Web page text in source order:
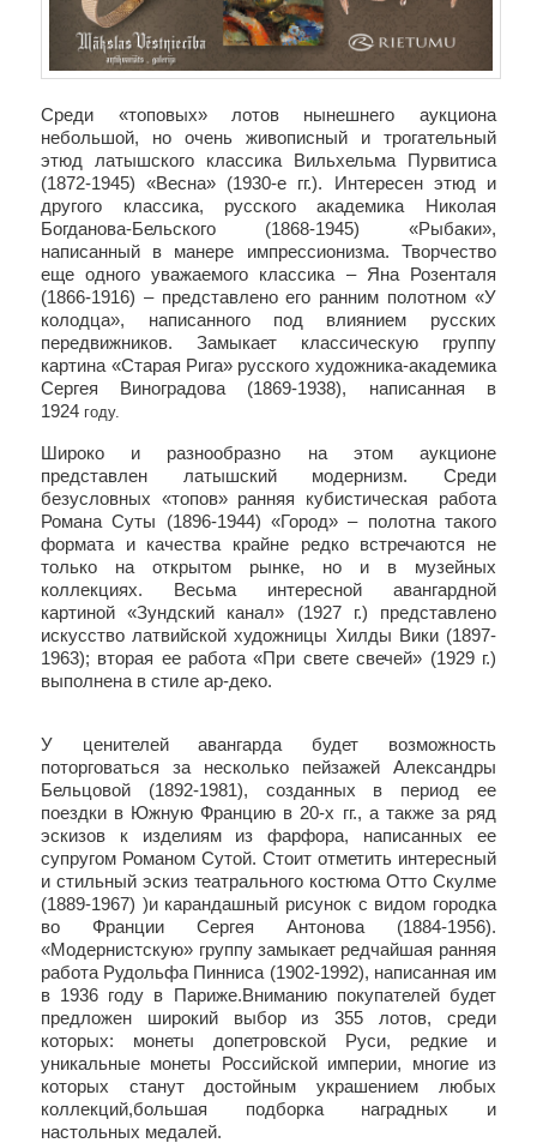
Среди «топовых» лотов нынешнего аукциона
небольшой, но очень живописный и трогательный
этюд латышского классика Вильхельма Пурвитиса
(1872-1945) «Весна» (1930-е гг.). Интересен этюд и
другого классика, русского академика Николая
Богданова-Бельского (1868-1945) «Рыбаки»,
написанный в манере импрессионизма. Творчество
еще одного уважаемого классика – Яна Розенталя
(1866-1916) – представлено его ранним полотном «У
колодца», написанного под влиянием русских
передвижников. Замыкает классическую группу
картина «Старая Рига» русского художника-академика
Сергея Виноградова (1869-1938), написанная в
1924 году.
Широко и разнообразно на этом аукционе
представлен латышский модернизм. Среди
безусловных «топов» ранняя кубистическая работа
Романа Суты (1896-1944) «Город» – полотна такого
формата и качества крайне редко встречаются не
только на открытом рынке, но и в музейных
коллекциях. Весьма интересной авангардной
картиной «Зундский канал» (1927 г.) представлено
искусство латвийской художницы Хилды Вики (1897-
1963); вторая ее работа «При свете свечей» (1929 г.)
выполнена в стиле ар-деко.
У ценителей авангарда будет возможность
поторговаться за несколько пейзажей Александры
Бельцовой (1892-1981), созданных в период ее
поездки в Южную Францию в 20-х гг., а также за ряд
эскизов к изделиям из фарфора, написанных ее
супругом Романом Сутой. Стоит отметить интересный
и стильный эскиз театрального костюма Отто Скулме
(1889-1967) )и карандашный рисунок с видом городка
во Франции Сергея Антонова (1884-1956).
«Модернистскую» группу замыкает редчайшая ранняя
работа Рудольфа Пинниса (1902-1992), написанная им
в 1936 году в Париже.Вниманию покупателей будет
предложен широкий выбор из
355
лотов, среди
которых: монеты допетровской Руси, редкие и
уникальные монеты Российской империи, многие из
которых станут достойным украшением любых
коллекций,большая подборка наградных и
настольных медалей.